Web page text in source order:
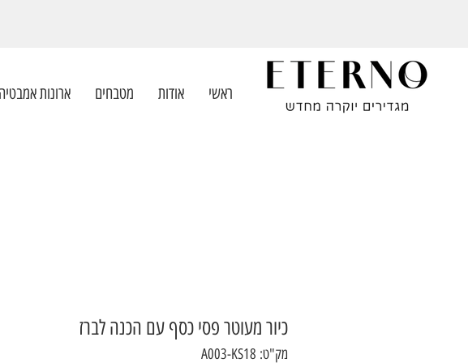
ראשי אודות מטבחים ארונות אמבטיה
כיור מעוטר פסי כסף עם הכנה לברז
מק"ט: A003-KS18